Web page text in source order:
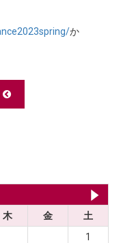
か
木 金
土
1